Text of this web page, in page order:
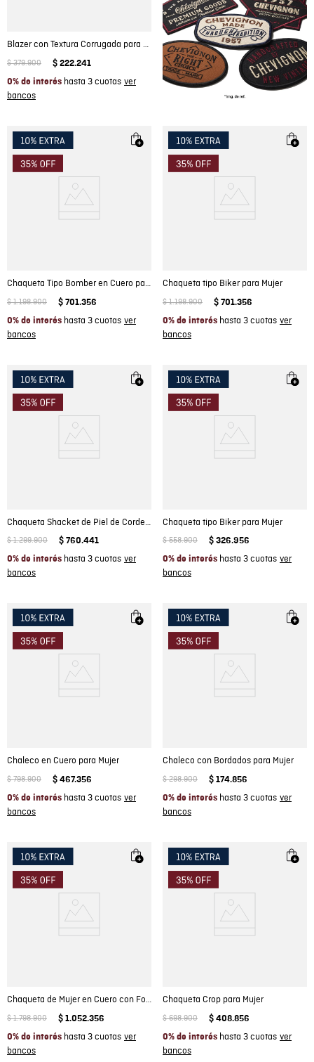
Blazer con Textura Corrugada para Mujer
$ 379.900 $ 222.241
0% de interés hasta 3 cuotas
Chaqueta Tipo Bomber en Cuero para Mujer
$ 1.198.900 $ 701.356
0% de interés hasta 3 cuotas
Chaqueta tipo Biker para Mujer
$ 1.198.900 $ 701.356
0% de interés hasta 3 cuotas
Chaqueta Shacket de Piel de Cordero para Mujer
$ 1.299.900 $ 760.441
0% de interés hasta 3 cuotas
Chaqueta tipo Biker para Mujer
$ 558.900 $ 326.956
0% de interés hasta 3 cuotas
Chaleco en Cuero para Mujer
$ 798.900 $ 467.356
0% de interés hasta 3 cuotas
Chaleco con Bordados para Mujer
$ 298.900 $ 174.856
0% de interés hasta 3 cuotas
Chaqueta de Mujer en Cuero con Forro de Poliéster
$ 1.798.900 $ 1.052.356
0% de interés hasta 3 cuotas
Chaqueta Crop para Mujer
$ 698.900 $ 408.856
0% de interés hasta 3 cuotas